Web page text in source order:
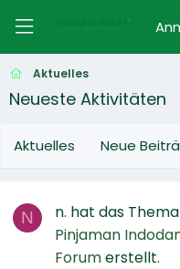
Aktuelles
Neueste Aktivitäten
Aktuelles Neue
N n. hat das Thema
Pinjaman
Forumerstellt.